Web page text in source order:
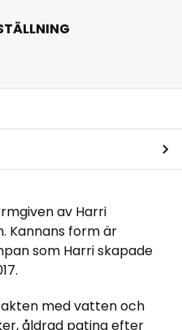
av Harri
Kannans form är
som Harri skapade
med vatten och
åldrad patina efter